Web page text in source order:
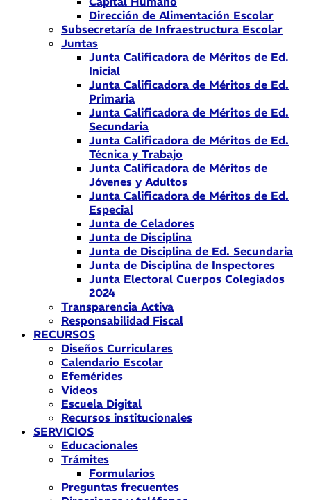
Dirección de Alimentación Escolar
Subsecretaría de Infraestructura Escolar
Juntas
Junta Calificadora de Méritos de Ed.
Inicial
Junta Calificadora de Méritos de Ed.
Primaria
Junta Calificadora de Méritos de Ed.
Secundaria
Junta Calificadora de Méritos de Ed.
Técnica y Trabajo
Junta Calificadora de Méritos de
Jóvenes y Adultos
Junta Calificadora de Méritos de Ed.
Especial
Junta de Celadores
Junta de Disciplina
Junta de Disciplina de Ed. Secundaria
Junta de Disciplina de Inspectores
Junta Electoral Cuerpos Colegiados
2024
Transparencia Activa
Responsabilidad Fiscal
RECURSOS
Diseños Curriculares
Calendario Escolar
Efemérides
Videos
Escuela Digital
Recursos institucionales
SERVICIOS
Educacionales
Trámites
Formularios
Preguntas frecuentes